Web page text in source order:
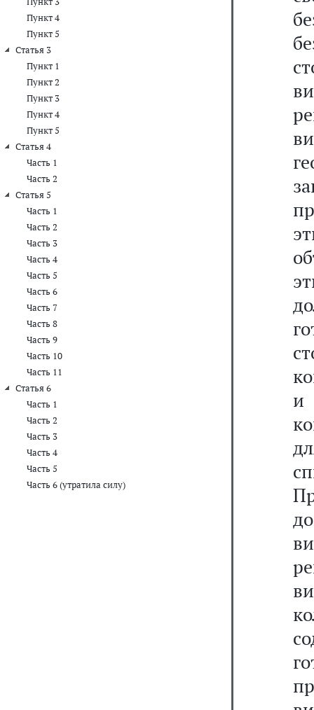
Пункт 4
Пункт 5
Статья 3
Пункт 1
Пункт 2
Пункт 3
Пункт 4
Пункт 5
Статья 4
Часть 1
Часть 2
Статья 5
Часть 1
Часть 2
Часть 3
Часть 4
Часть 5
Часть 6
Часть 7
Часть 8
Часть 9
Часть 10
Часть 11
Статья 6
Часть 1
Часть 2
Часть 3
Часть 4
Часть 5
Часть 6 (утратила силу)